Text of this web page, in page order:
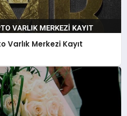
Varlık Merkezi Kayıt